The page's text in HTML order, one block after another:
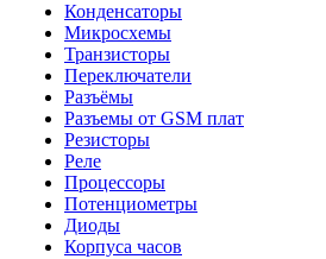
Конденсаторы
Микросхемы
Транзисторы
Переключатели
Разъёмы
Разъемы от GSM плат
Резисторы
Реле
Процессоры
Потенциометры
Диоды
Корпуса часов